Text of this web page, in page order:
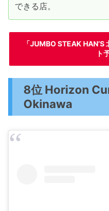
できる店。
「JUMBO STEAK
ト
8位 Horizon
Okinawa